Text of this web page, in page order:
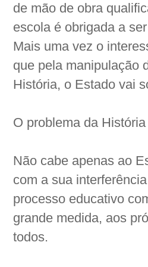
de mão de obra
escola é obrigada a
Mais uma vez o
que pela manipulação
História, o Estado vai
O problema da
Não cabe apenas ao
com a sua
processo educativo
grande medida, aos
todos.